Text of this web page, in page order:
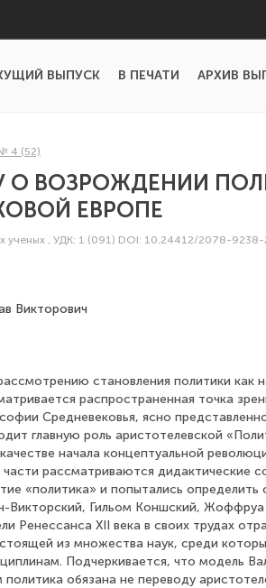
ВЫПУСК В ПЕЧАТИ АРХИВ
4 (52)
О ВОЗРОЖДЕНИИ
ЕВРОПЕ
ученых , УДК: 1 (091) DOI: 10.24412/2078-
Викторович
становления политики как
распространенная точка
Средневековья, ясно
главную роль аристотелевской
начала концептуальной
рассматриваются дидактические
«политика» и попытались
Викторский, Гильом Коншский,
Ренессанса XII века в своих трудах
из множества наук, среди
Подчеркивается, что модель
обязана не переводу